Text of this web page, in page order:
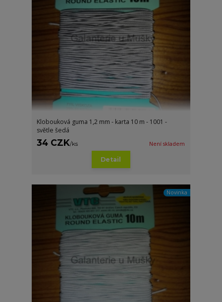
Klobouková guma 1,2 mm - karta 10 m - 1001 -
světle šedá
34 CZK/ks Není skladem
Detail
Novinka